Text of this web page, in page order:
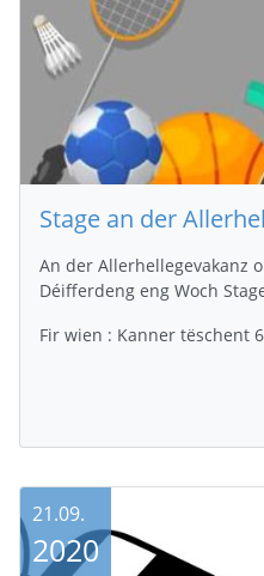
An der Allerhellegevakanz
Déifferdeng eng Woch
Fir wien : Kanner tëschent
21.09.
2020